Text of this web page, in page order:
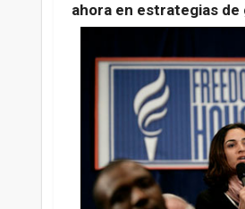
ahora en estrategias